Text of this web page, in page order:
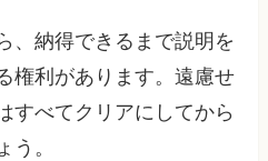
、納得できるまで説明を
権利があります。遠慮せ
すべてクリアにしてから
う。